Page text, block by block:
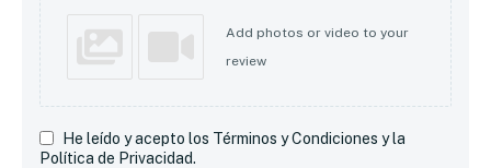
Add photos or video to your
review
He leído y acepto los Términos y Condiciones y la
Política de Privacidad.